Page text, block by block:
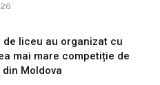
de liceu au organizat cu
mai mare competiție de
Moldova